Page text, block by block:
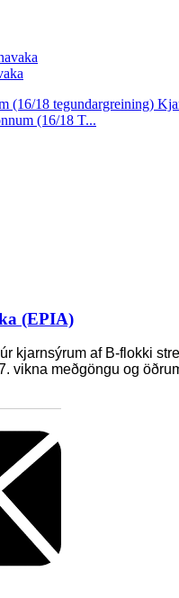
(16/18 T...
(EPIA)
kjarnsýrum af B-flokki
vikna meðgöngu og